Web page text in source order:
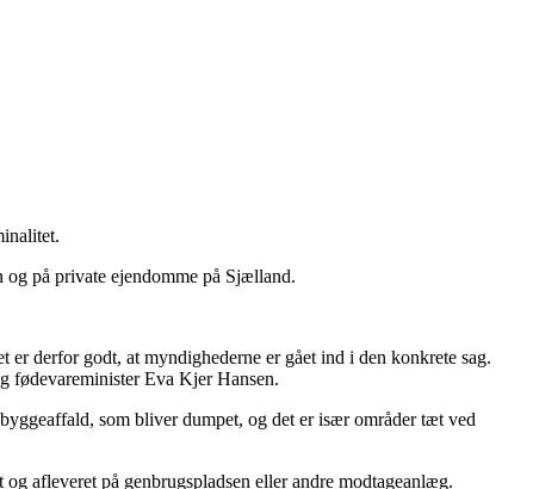
på private ejendomme på Sjælland.
derfor godt, at myndighederne er gået ind i den konkrete sag.
fødevareminister Eva Kjer Hansen.
som bliver dumpet, og det er især områder tæt ved
afleveret på genbrugspladsen eller andre modtageanlæg.